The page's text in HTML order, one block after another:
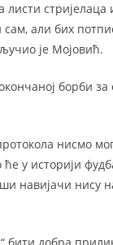
али бих
је Мојовић.
борби
нисмо
у историји
навијачи нису